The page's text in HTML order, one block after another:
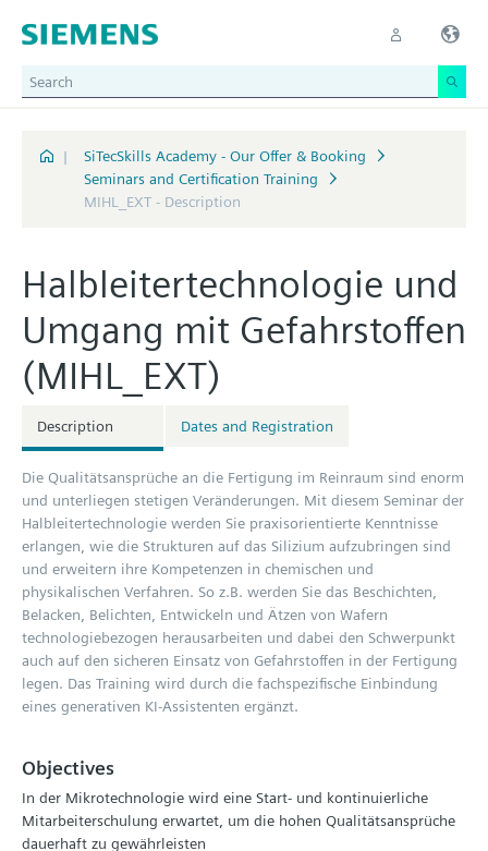
|
SiTecSkills Academy - Our Offer & Booking
Seminars and Certification Training
MIHL_EXT - Description
Halbleitertechnologie und
Umgang mit Gefahrstoffen
(MIHL_EXT)
Description Dates and Registration
Die Qualitätsansprüche an die Fertigung im Reinraum sind enorm
und unterliegen stetigen Veränderungen. Mit diesem Seminar der
Halbleitertechnologie werden Sie praxisorientierte Kenntnisse
erlangen, wie die Strukturen auf das Silizium aufzubringen sind
und erweitern ihre Kompetenzen in chemischen und
physikalischen Verfahren. So z.B. werden Sie das Beschichten,
Belacken, Belichten, Entwickeln und Ätzen von Wafern
technologiebezogen herausarbeiten und dabei den Schwerpunkt
auch auf den sicheren Einsatz von Gefahrstoffen in der Fertigung
legen. Das Training wird durch die fachspezifische Einbindung
eines generativen KI-Assistenten ergänzt.
Objectives
In der Mikrotechnologie wird eine Start- und kontinuierliche
Mitarbeiterschulung erwartet, um die hohen Qualitätsansprüche
dauerhaft zu gewährleisten